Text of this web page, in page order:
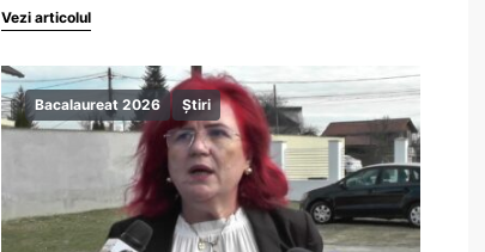
Vezi articolul
Bacalaureat 2026 Știri